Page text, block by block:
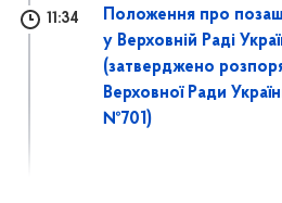
11:34
Положення про
у Верховній Раді
(затверджено
Верховної Ради
№701)